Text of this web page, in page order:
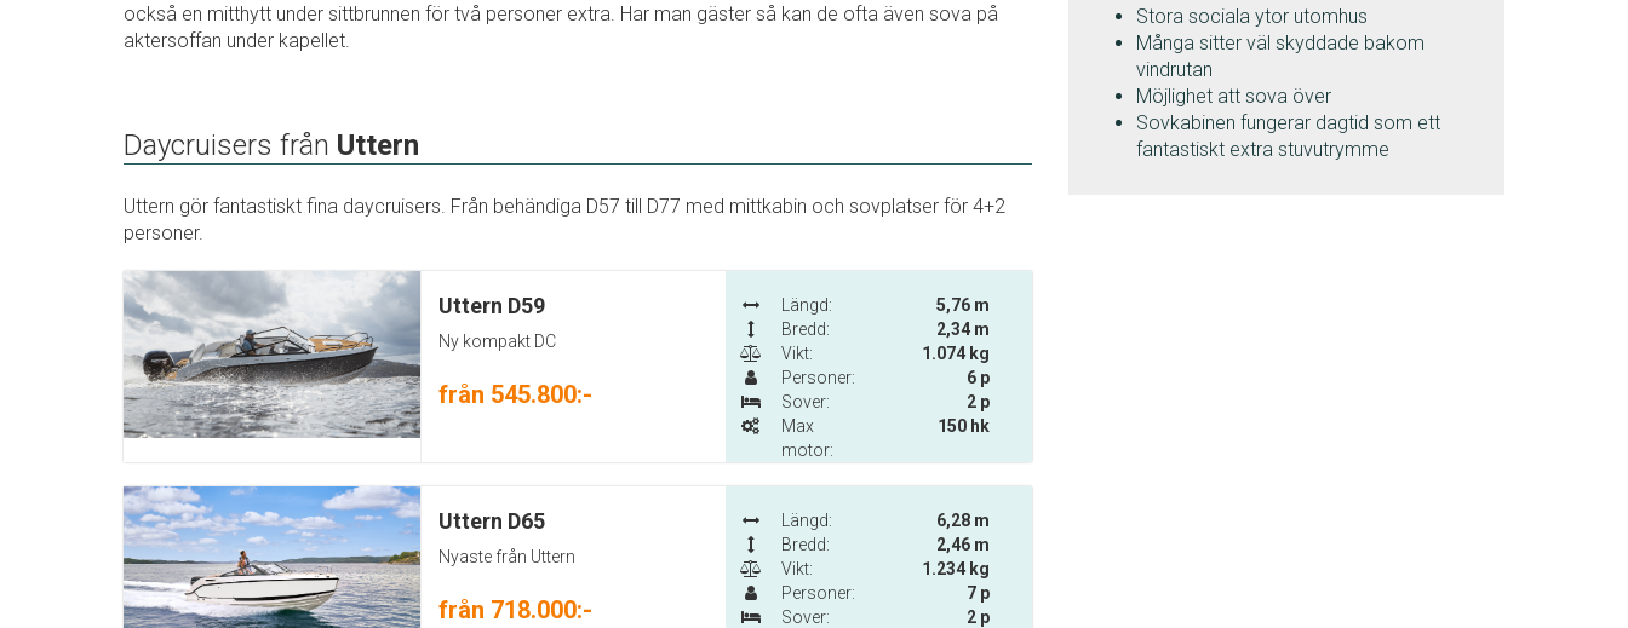
också en mitthytt under sittbrunnen för två personer extra. Har man gäster så kan de ofta även sova på
aktersoffan under kapellet.
Daycruisers från Uttern
Uttern gör fantastiskt fina daycruisers. Från behändiga D57 till D77 med mittkabin och sovplatser för 4+2
personer.
Uttern D59
Ny kompakt DC
från 545.800:-
Längd:
5,76 m
Bredd:
2,34 m
Vikt:
1.074 kg
Personer:
6 p
Sover:
2 p
Max
motor:
150 hk
Uttern D65
Nyaste från Uttern
från 718.000:-
Längd:
6,28 m
Bredd:
2,46 m
Vikt:
1.234 kg
Personer:
7 p
Sover:
2 p
Stora sociala ytor utomhus
Många sitter väl skyddade bakom
vindrutan
Möjlighet att sova över
Sovkabinen fungerar dagtid som ett
fantastiskt extra stuvutrymme